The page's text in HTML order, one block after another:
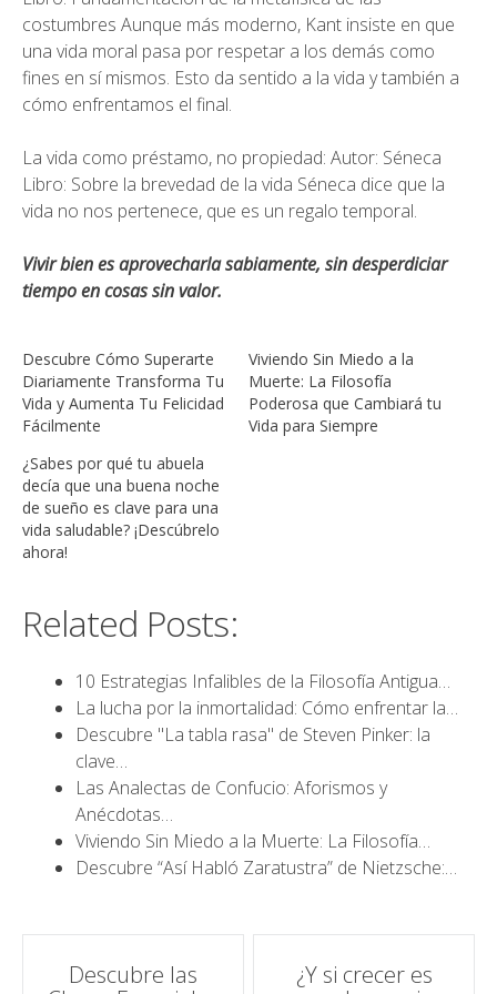
costumbres Aunque más moderno, Kant insiste en que
una vida moral pasa por respetar a los demás como
fines en sí mismos. Esto da sentido a la vida y también a
cómo enfrentamos el final.
La vida como préstamo, no propiedad: Autor: Séneca
Libro: Sobre la brevedad de la vida Séneca dice que la
vida no nos pertenece, que es un regalo temporal.
Vivir bien es aprovecharla sabiamente, sin desperdiciar
tiempo en cosas sin valor.
Descubre Cómo Superarte
Diariamente Transforma Tu
Vida y Aumenta Tu Felicidad
Fácilmente
Viviendo Sin Miedo a la
Muerte: La Filosofía
Poderosa que Cambiará tu
Vida para Siempre
¿Sabes por qué tu abuela
decía que una buena noche
de sueño es clave para una
vida saludable? ¡Descúbrelo
ahora!
Related Posts:
10 Estrategias Infalibles de la Filosofía Antigua…
La lucha por la inmortalidad: Cómo enfrentar la…
Descubre "La tabla rasa" de Steven Pinker: la
clave…
Las Analectas de Confucio: Aforismos y
Anécdotas…
Viviendo Sin Miedo a la Muerte: La Filosofía…
Descubre “Así Habló Zaratustra” de Nietzsche:…
Navegación
Descubre las
¿Y si crecer es